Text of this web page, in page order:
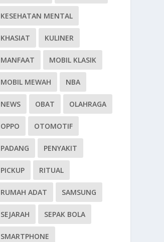
KESEHATAN MENTAL
KHASIAT KULINER
MANFAAT MOBIL KLASIK
MOBIL MEWAH NBA
NEWS OBAT OLAHRAGA
OPPO OTOMOTIF
PADANG PENYAKIT
PICKUP RITUAL
RUMAH ADAT SAMSUNG
SEJARAH SEPAK BOLA
SMARTPHONE